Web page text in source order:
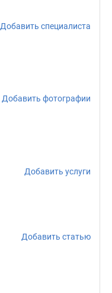
Добавить специалиста
Добавить фотографии
Добавить услуги
Добавить статью